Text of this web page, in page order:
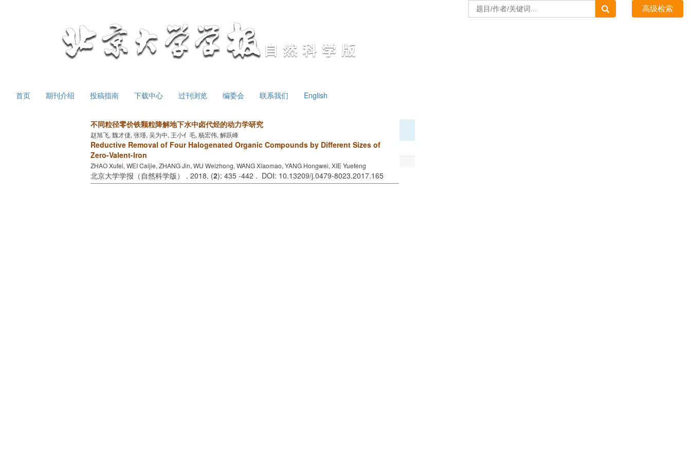
首页 期刊介绍 投稿指南 下载中心 过刊浏览 编委会 联系我们 English
不同粒径零价铁颗粒降解地下水中卤代烃的动力学研究
赵旭飞, 魏才倢, 张瑾, 吴为中, 王小亻毛, 杨宏伟, 解跃峰
Reductive Removal of Four Halogenated Organic Compounds by Different Sizes of
Zero-Valent-Iron
ZHAO Xufei, WEI Caijie, ZHANG Jin, WU Weizhong, WANG Xiaomao, YANG Hongwei, XIE Yuefeng
北京大学学报（自然科学版） . 2018, (2): 435 -442 . DOI: 10.13209/j.0479-8023.2017.165